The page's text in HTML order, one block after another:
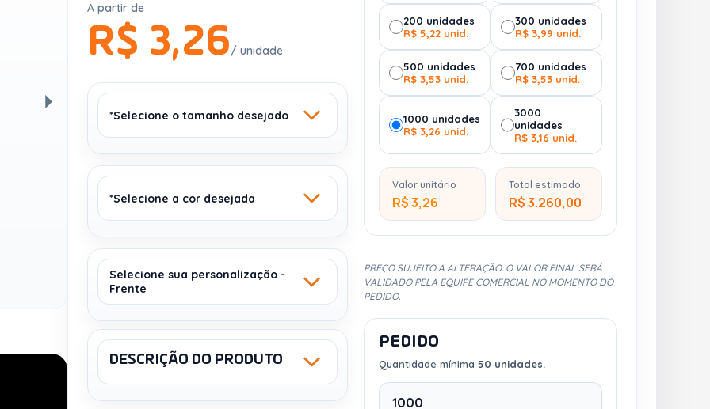
A partir de
R$ 3,26/ unidade
*Selecione o tamanho desejado
27 X 35 CM
*Selecione a cor desejada
ROSA 102 PRETO 103
Sem estoque
Selecione sua personalização -
Frente
DESCRIÇÃO DO PRODUTO
200 unidades
R$ 5,22 unid.
300 unidades
R$ 3,99 unid.
500 unidades
R$ 3,53 unid.
700 unidades
R$ 3,53 unid.
1000 unidades
R$ 3,26 unid.
3000
unidades
R$ 3,16 unid.
Valor unitário
R$ 3,26
Total estimado
R$ 3.260,00
PREÇO SUJEITO A ALTERAÇÃO. O VALOR FINAL SERÁ
VALIDADO PELA EQUIPE COMERCIAL NO MOMENTO DO
PEDIDO.
PEDIDO
Quantidade mínima 50 unidades.